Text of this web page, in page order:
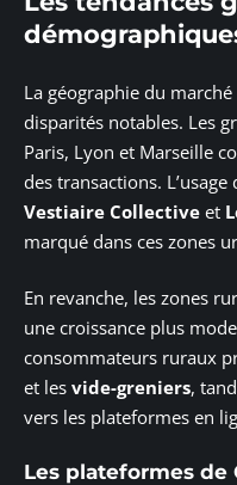
La géographie du
disparités notables. Les
Paris, Lyon et Marseille
des transactions.
Vestiaire Collective et
marqué dans ces zones
En revanche, les zones
une croissance plus
consommateurs ruraux
et les vide-greniers,
vers les plateformes en
Les plateformes